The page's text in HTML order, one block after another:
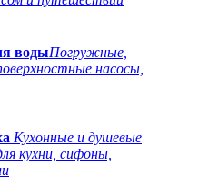
водыПогружные,
насосы,
Кухонные и душевые
кухни, сифоны,